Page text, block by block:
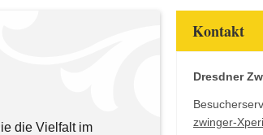
die Vielfalt im
Kontakt
Dresdner
zwinger-